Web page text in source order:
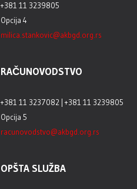
+381 11 3239805
Opcija 4
milica.stankovic@akbgd.org.rs
RAČUNOVODSTVO
+381 11 3237082 | +381 11 3239805
Opcija 5
racunovodstvo@akbgd.org.rs
OPŠTA SLUŽBA